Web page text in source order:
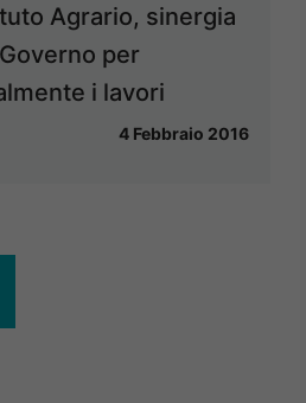
Agrario, sinergia
per
i lavori
4 Febbraio 2016